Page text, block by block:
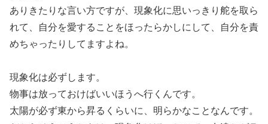
ありきたりな言い方ですが、現象化に思いっきり舵を取ら
れて、自分を愛することをほったらかしにして、自分を責
めちゃったりしてますよね。
現象化は必ずします。
物事は放っておけばいいほうへ行くんです。
太陽が必ず東から昇るくらいに、明らかなことなんです。